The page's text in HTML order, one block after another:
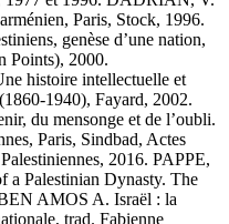
Paris, Stock, 1996.
genèse d’une nation,
Points), 2000.
histoire intellectuelle et
1940), Fayard, 2002.
du mensonge et de l’oubli.
Paris, Sindbad, Actes
2016. PAPPE,
a Palestinian Dynasty. The
AMOS A. Israël : la
trad. Fabienne